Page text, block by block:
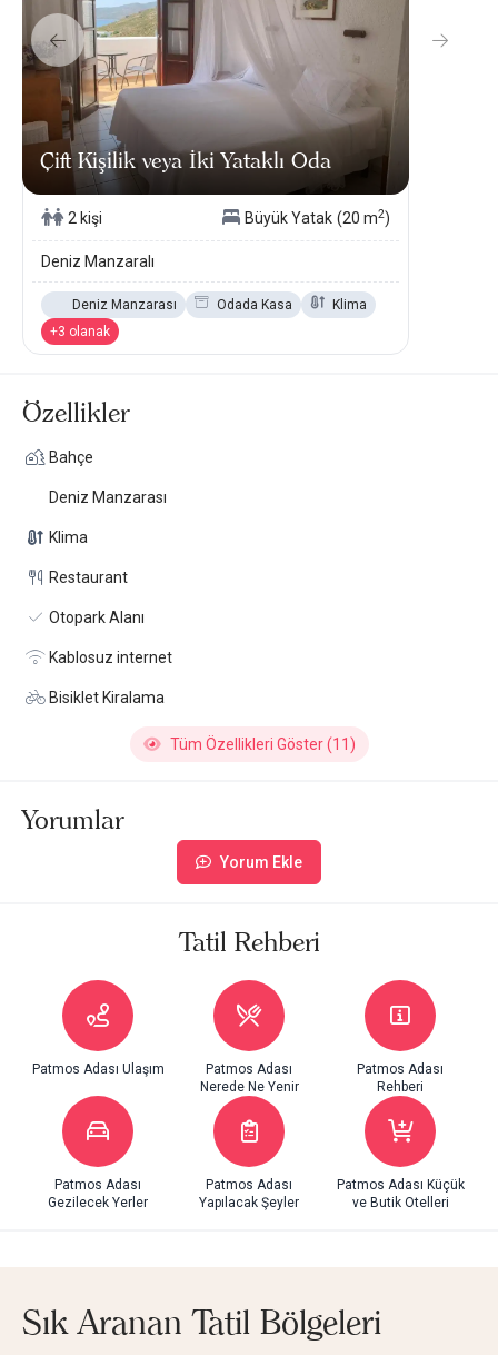
Çift Kişilik veya İki Yataklı Oda
2 kişi Büyük Yatak (20 m2)
Deniz Manzaralı
Deniz Manzarası Odada Kasa
Klima
+3 olanak
Özellikler
Bahçe
Deniz Manzarası
Klima
Restaurant
Otopark Alanı
Kablosuz internet
Bisiklet Kiralama
Tüm Özellikleri Göster (11)
Yorumlar
Yorum Ekle
Tatil Rehberi
Patmos Adası Ulaşım
Patmos Adası
Nerede Ne Yenir
Patmos Adası
Rehberi
Patmos Adası
Gezilecek Yerler
Patmos Adası
Yapılacak Şeyler
Patmos Adası Küçük
ve Butik Otelleri
Sık Aranan Tatil Bölgeleri